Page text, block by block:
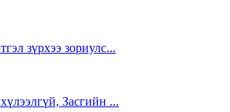
зүрхээ зориулс...
Засгийн ...